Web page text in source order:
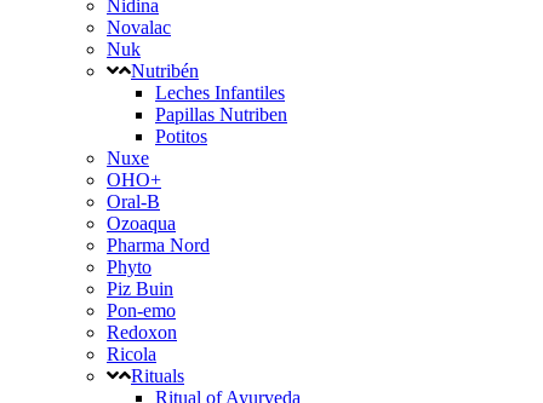
Nidina
Novalac
Nuk
Nutribén
Leches Infantiles
Papillas Nutriben
Potitos
Nuxe
OHO+
Oral-B
Ozoaqua
Pharma Nord
Phyto
Piz Buin
Pon-emo
Redoxon
Ricola
Rituals
Ritual of Ayurveda